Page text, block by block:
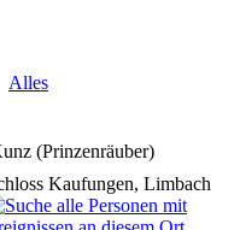
Alles
(Prinzenräuber)
Kaufungen, Limbach